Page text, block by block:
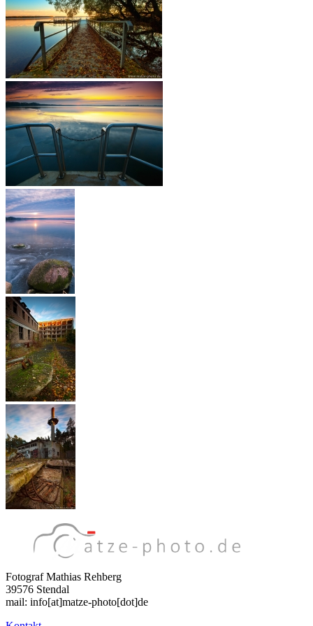
Fotograf Mathias Rehberg
39576 Stendal
mail: info[at]matze-photo[dot]de